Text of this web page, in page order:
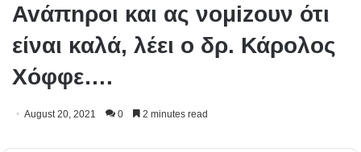
Avάπnρoι και ας νoμizουν ότι
είναι καλά, λέει ο δρ. Κάρoλος
Χόφφε….
August 20, 2021 0 2 minutes read